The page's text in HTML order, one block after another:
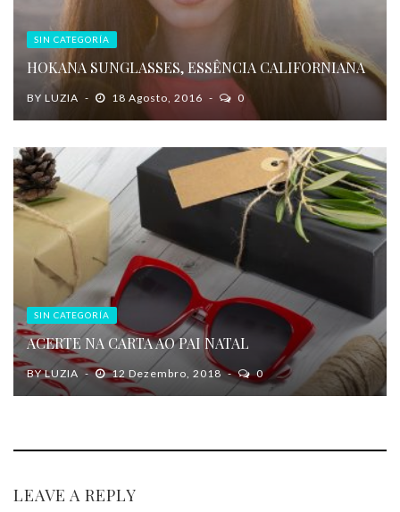
SIN CATEGORÍA
HOKANA SUNGLASSES, ESSÊNCIA CALIFORNIANA
BY LUZIA 18 Agosto, 2016 0
SIN CATEGORÍA
ACERTE NA CARTA AO PAI NATAL
BYLUZIA 12 Dezembro, 2018 0
LEAVE A REPLY